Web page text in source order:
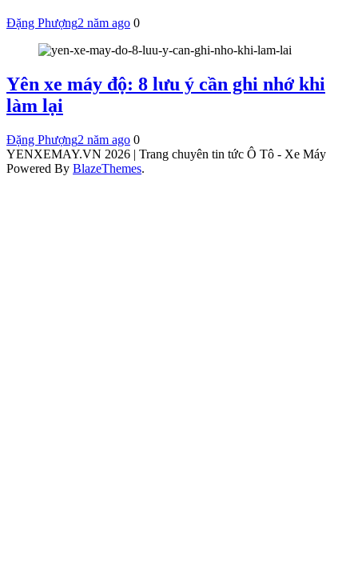
Đặng Phượng2 năm ago 0
Yên xe máy độ: 8 lưu ý cần ghi nhớ khi
làm lại
Đặng Phượng2 năm ago 0
YENXEMAY.VN 2026 | Trang chuyên tin tức Ô Tô - Xe Máy
Powered By BlazeThemes.